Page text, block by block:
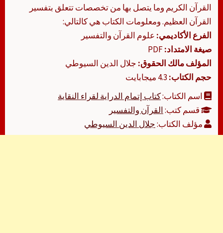
القرآن الكريم وما يتصل بها من تخصصات تتعلق بتفسير
القرآن العظيم. ومعلومات الكتاب هي كالتالي:
الفرع الأكاديمي: علوم القرآن والتفسير
صيغة الامتداد:
المؤلف مالك الحقوق: جلال الدين السيوطي
حجم الكتاب:
اسم الكتاب:كتاب إتمام الدراية لقراء النقاية
قسم كتب:القرآن والتفسير
مؤلف الكتاب:جلال الدين السيوطي